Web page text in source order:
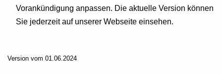
Vorankündigung anpassen. Die aktuelle Version können
Sie jederzeit auf unserer Webseite einsehen.
Version vom 01.06.2024